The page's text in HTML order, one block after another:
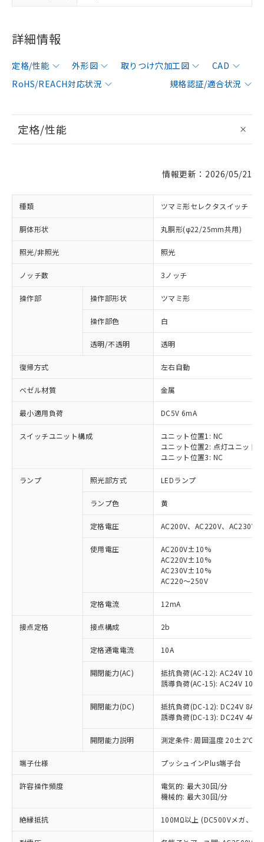
詳細情報
定格/性能 外形図 取りつけ穴加工図
CAD
RoHS/REACH対応状況
規格認証/適合状況
定格/性能
情報更新：2026/05/21
種類 ツマミ形セレクタスイッチ
胴体形状 丸胴形(φ22/25mm共用)
照光/非照光 照光
ノッチ数 3ノッチ
操作部 操作部形状 ツマミ形
操作部色 白
透明/不透明 透明
復帰方式 左右自動
ベゼル材質 金属
最小適用負荷 DC5V 6mA
スイッチユニット構成
ユニット位置1: NC
ユニット位置2: 点灯ユニット
ユニット位置3: NC
ランプ 照光部方式 LEDランプ
ランプ色 黄
定格電圧 AC200V、AC220V、AC230V
使用電圧
AC200V±10%
AC220V±10%
AC230V±10%
AC220～250V
定格電流 12mA
接点定格 接点構成 2b
定格通電電流 10A
開閉能力(AC)
抵抗負荷(AC-12): AC24V 10A/
誘導負荷(AC-15): AC24V
開閉能力(DC)
抵抗負荷(DC-12): DC24V 8A/
誘導負荷(DC-13): DC24V 4A/
開閉能力説明 測定条件: 周囲温度 20±2℃、
端子仕様 プッシュインPlus端子台
許容操作頻度
電気的: 最大30回/分
機械的: 最大30回/分
絶縁抵抗 100MΩ以上 (DC500Vメガ、点
以下の条件をお読みいただき、同意のうえ
本サービスは、当社制御機器事業取扱
商品の当社在庫状況および標準価格
(税抜)を提供させていただくもので
本サービスの対象外となる商品もある
ことをご了承ください。
在庫状況および標準価格照会結果は、
記載している更新日時点での社内デー
タに基づき作成されるものであり、閲
覧された時点での実際の在庫および標
対応済み：EU RoHS指令（10物質）の
非含有に対応した製品が提供可能な商品で
対応予定：EU RoHS指令（10物質）の非含
有に対応した製品に切り替える予定のある
対応予定なし：EU RoHS指令（10物質）の
非含有に非対応の商品で、対応品を出す予
調査・確認中：EU RoHS指令（10物質）の
非含有の対応状況を調査中または確認中の
非該当品：ライセンス料など無形物で、有
害物質有無と関係のない商品です。
仕入先様の事情により、非含有部品として
いたものが、含有品と判明した場合などや
むを得ず変更することがあります。
鉛(Pb) 1000ppm以下、 水銀(Hg) 1000ppm以下、 カド
六価クロム(Cr(Ⅵ)) 1000ppm以下、ポリ臭化ビフェニル
※1 中国RoHS○×表
「○」：最大均質材料含有率が中国RoHSの
基準値以下であることを示します。
「×」：最大均質材料含有率が中国RoHSの
基準値を超えていることを示します。
「－」：未確認です。当社販売部門へお問
*中国RoHS10物質の基準値 (GB/T26572)：
Pb(鉛) :1000ppm、 Hg(水銀) : 1000ppm、 Cd(カドミウ
当社は、これら貴社製品のうち、外国
為替および外国貿易法に定める商品
（以下｢規制貨物等」という）を輸出
または国外への提供する場合は、日本
国政府の輸出許可(または役務取引許
可)を取得するなどの必要な手続きを